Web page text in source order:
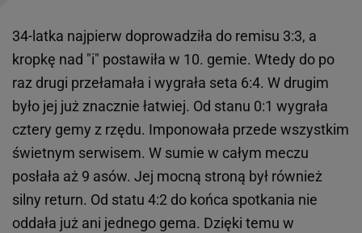
34-latka najpierw doprowadziła do remisu 3:3, a
kropkę nad "i" postawiła w 10. gemie. Wtedy do po
raz drugi przełamała i wygrała seta 6:4. W drugim
było jej już znacznie łatwiej. Od stanu 0:1 wygrała
cztery gemy z rzędu. Imponowała przede wszystkim
świetnym serwisem. W sumie w całym meczu
posłała aż 9 asów. Jej mocną stroną był również
silny return. Od statu 4:2 do końca spotkania nie
oddała już ani jednego gema. Dzięki temu w